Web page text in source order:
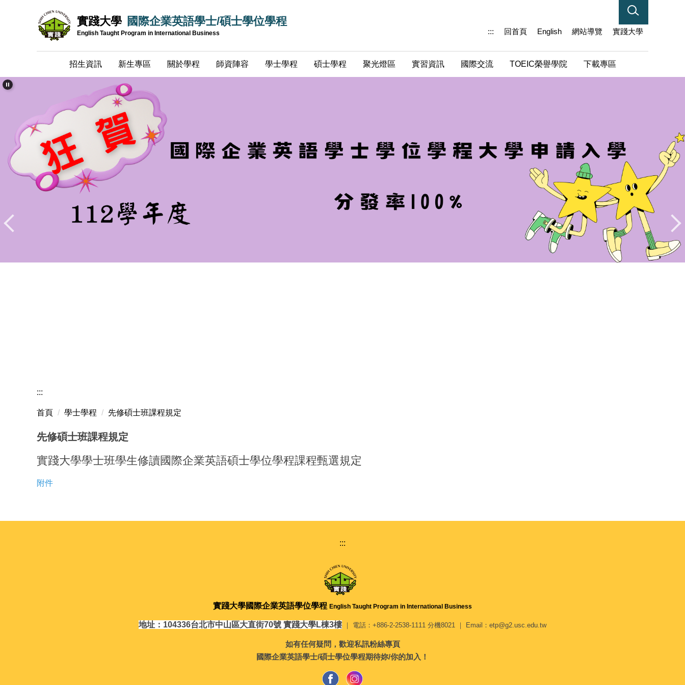
區
實踐大學 國際企業英語學士/碩士學位學程
English Taught Program in International Business ::: 回首頁 English 網站導覽 實踐大學
招生資訊 新生專區 關於學程 師資陣容 學士學程 碩士學程 聚光燈區 實習資訊 國際交流 TOEIC榮譽學院 下載專區
:::
首頁 學士學程 先修碩士班課程規定
先修碩士班課程規定
實踐大學學士班學生修讀國際企業英語碩士學位學程課程甄選規定
附件
:::
實踐大學國際企業英語學位學程 English Taught Program in International Business
地址：104336台北市中山區大直街70號 實踐大學L棟3樓 ｜ 電話：+886-2-2538-1111 分機8021 ｜ Email：etp@g2.usc.edu.tw
如有任何疑問，歡迎私訊粉絲專頁
國際企業英語學士/碩士學位學程期待妳/你的加入！